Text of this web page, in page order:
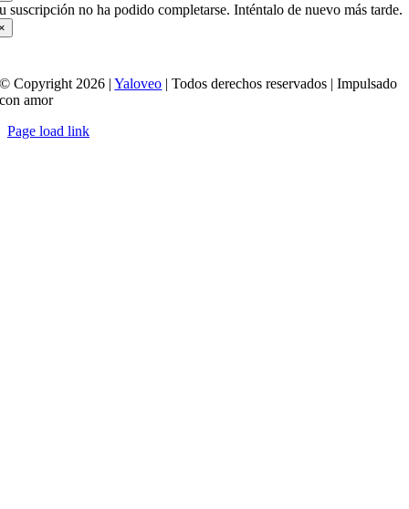
suscripción no ha podido completarse. Inténtalo de nuevo más tarde.
© Copyright 2026 |Yaloveo | Todos derechos reservados | Impulsado
con amor
Page load link